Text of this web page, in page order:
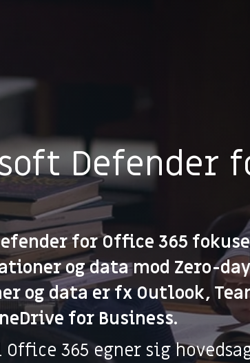
Defender
for Office 365
og data mod Zero-
og data er fx Outlook,
for Business.
365 egner sig